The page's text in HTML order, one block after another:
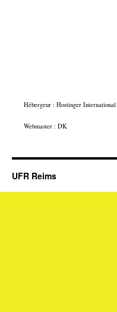
Hébergeur : Hostinger
Webmaster : DK
UFR Reims